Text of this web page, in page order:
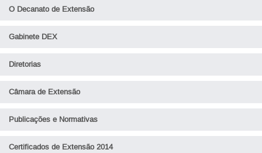
O Decanato de Extensão
Gabinete DEX
Diretorias
Câmara de Extensão
Publicações e Normativas
Certificados de Extensão 2014